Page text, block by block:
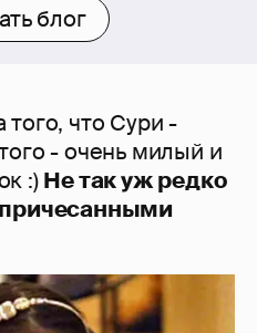
блог
того, что Сури -
- очень милый и
:)Не так уж редко